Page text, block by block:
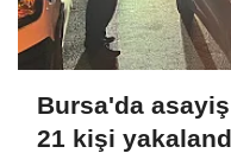
Bursa'da
21 kişi